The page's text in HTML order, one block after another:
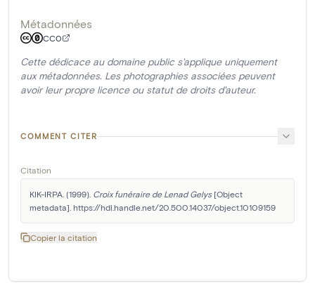
Métadonnées
CC0
Cette dédicace au domaine public s'applique uniquement
aux métadonnées. Les photographies associées peuvent
avoir leur propre licence ou statut de droits d'auteur.
COMMENT CITER
Citation
KIK-IRPA. (1999). Croix funéraire de Lenad Gelys [Object
metadata]. https://hdl.handle.net/20.500.14037/object.10109159
Copier la citation